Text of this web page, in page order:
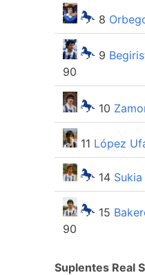
8
9
90
10
11 López
14 Sukia
15
90
Suplentes Real